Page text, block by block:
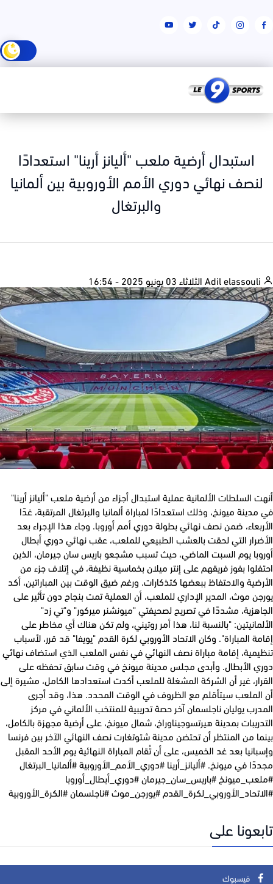
استبدال أرضية ملعب "أليانز أرينا" استعدادًا
نهائي دوري الأمم الأوروبية بين ألمانيا
والبرتغال
الثلاثاء 03 يونيو 2025 - 16:54
السلطات الألمانية عملية استبدال أجزاء من أرضية ملعب "أليانز أرينا"
ميونخ، وذلك استعدادًا لمباراة ألمانيا والبرتغال المرتقبة، غدًا
ضمن نصف نهائي بطولة دوري أمم أوروبا. وجاء هذا الإجراء بعد
التي لحقت بالعشب الطبيعي للملعب، عقب نهائي دوري أبطال
يوم السبت الماضي، حيث تسبب مشجعو باريس سان جيرمان، الذين
بفوز فريقهم على إنتر ميلان بخماسية نظيفة، في إتلاف جزء من
والاحتفاظ ببعضها كتذكارات. ورغم ضيق الوقت بين المباراتين، أكد
موث، المدير الإداري للملعب، أن العملية تمت بنجاح دون تأثير على
مشددًا في تصريح لصحيفتي "ميونشنر ميركور" و"تي زد"
"بالنسبة لنا، هذا أمر روتيني، ولم تكن هناك أي مخاطر على
المباراة". وكان الاتحاد الأوروبي لكرة القدم "يويفا" قد قرر، لأسباب
إقامة مباراة نصف النهائي في نفس الملعب الذي استضاف نهائي
الأبطال. وأبدى مجلس مدينة ميونخ في وقت سابق تحفظه على
غير أن الشركة المشغلة للملعب أكدت استعدادها الكامل، مشيرة إلى
سيتأقلم مع الظروف في الوقت المحدد. هذا، وقد أجرى
يوليان ناجلسمان آخر حصة تدريبية للمنتخب الألماني في مركز
بمدينة هيرتسوجيناوراخ، شمال ميونخ، على أرضية مجهزة بالكامل،
من المنتظر أن تحتضن مدينة شتوتغارت نصف النهائي الآخر بين فرنسا
بعد غد الخميس، على أن تُقام المباراة النهائية يوم الأحد المقبل
في ميونخ. #أليانز_أرينا #دوري_الأمم_الأوروبية #ألمانيا_البرتغال
#باريس_سان_جيرمان #دوري_أبطال_أوروبا
#يورجن_موث #ناجلسمان #الكرة_الأوروبية
على
فيسبوك